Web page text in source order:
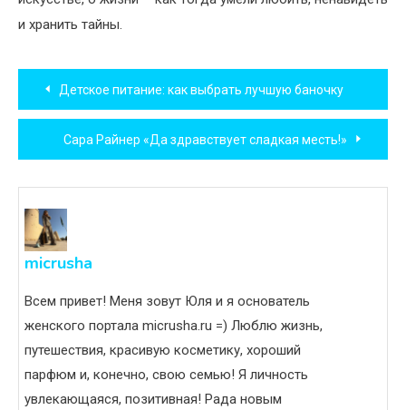
и хранить тайны.
Навигация
по
записям
Детское питание: как выбрать лучшую баночку
Сара Райнер «Да здравствует сладкая месть!»
micrusha
Всем привет! Меня зовут Юля и я основатель
женского портала micrusha.ru =) Люблю жизнь,
путешествия, красивую косметику, хороший
парфюм и, конечно, свою семью! Я личность
увлекающаяся, позитивная! Рада новым